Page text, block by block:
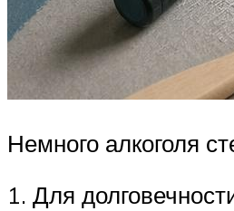
Немного алкоголя
1. Для